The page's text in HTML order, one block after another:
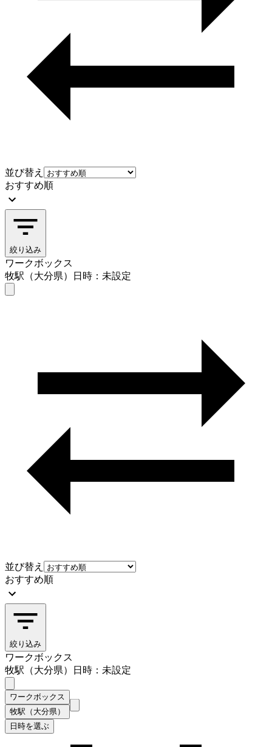
並び替え
おすすめ順
絞り込み
ワークボックス
牧駅（大分県）
日時：未設定
並び替え
おすすめ順
絞り込み
ワークボックス
牧駅（大分県）
日時：未設定
ワークボックス
牧駅（大分県）
日時を選ぶ